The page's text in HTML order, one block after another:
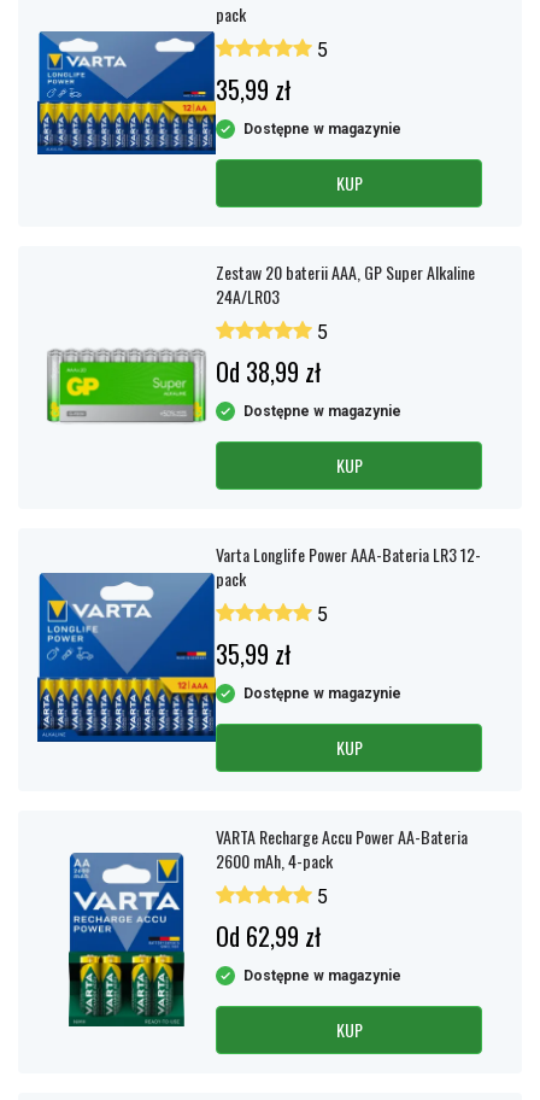
pack
5
35,99 zł
Dostępne w magazynie
KUP
Zestaw 20 baterii AAA, GP Super Alkaline
24A/LR03
5
Od 38,99 zł
Dostępne w magazynie
KUP
Varta Longlife Power AAA-Bateria LR3 12-
pack
5
35,99 zł
Dostępne w magazynie
KUP
VARTA Recharge Accu Power AA-Bateria
2600 mAh, 4-pack
5
Od 62,99 zł
Dostępne w magazynie
KUP